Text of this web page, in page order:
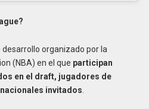
organizado por la
(NBA) en el que participan
en el draft, jugadores de
invitados